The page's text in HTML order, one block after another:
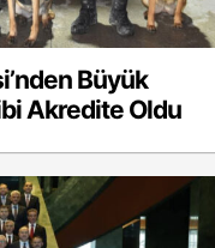
Büyük
Akredite Oldu